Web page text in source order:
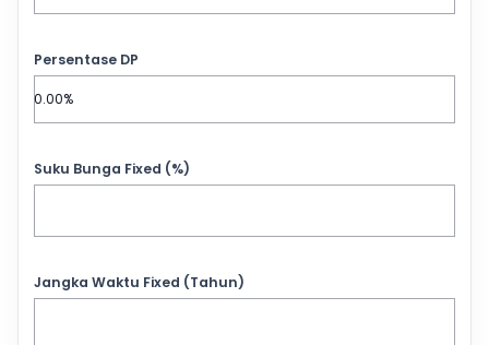
Persentase DP
Suku Bunga Fixed (%)
Jangka Waktu Fixed (Tahun)